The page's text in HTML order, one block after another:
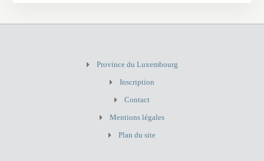
Province du Luxembourg
Inscription
Contact
Mentions légales
Plan du site